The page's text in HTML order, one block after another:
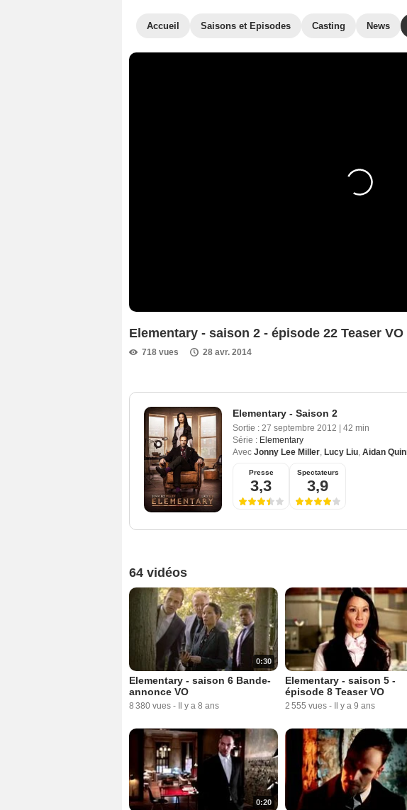
Accueil Saisons et Episodes Casting News
Elementary - saison 2 - épisode 22 Teaser VO
718 vues 28 avr. 2014
Elementary - Saison 2
Sortie : 27 septembre 2012
42 min
Série : Elementary
Avec Jonny Lee Miller, Lucy Liu, Aidan
Presse
3,3
Spectateurs
3,9
64 vidéos
0:30
Elementary - saison 6 Bande-
annonce VO
8 380 vues - Il y a 8 ans
Elementary - saison 5 -
épisode 8 Teaser VO
2 555 vues - Il y a 9 ans
0:20